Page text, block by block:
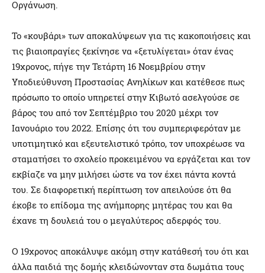
Οργάνωση.
Το «κουβάρι» των αποκαλύψεων για τις κακοποιήσεις και
τις βιαιοπραγίες ξεκίνησε να «ξετυλίγεται» όταν ένας
19χρονος, πήγε την Τετάρτη 16 Νοεμβρίου στην
Υποδιεύθυνση Προστασίας Ανηλίκων και κατέθεσε πως
πρόσωπο το οποίο υπηρετεί στην Κιβωτό ασελγούσε σε
βάρος του από τον Σεπτέμβριο του 2020 μέχρι τον
Ιανουάριο του 2022. Επίσης ότι του συμπεριφερόταν με
υποτιμητικό και εξευτελιστικό τρόπο, τον υποχρέωσε να
σταματήσει το σχολείο προκειμένου να εργάζεται και τον
εκβίαζε να μην μιλήσει ώστε να τον έχει πάντα κοντά
του. Σε διαφορετική περίπτωση τον απειλούσε ότι θα
έκοβε το επίδομα της ανήμπορης μητέρας του και θα
έχανε τη δουλειά του ο μεγαλύτερος αδερφός του.
Ο 19χρονος αποκάλυψε ακόμη στην κατάθεσή του ότι και
άλλα παιδιά της δομής κλειδώνονταν στα δωμάτια τους